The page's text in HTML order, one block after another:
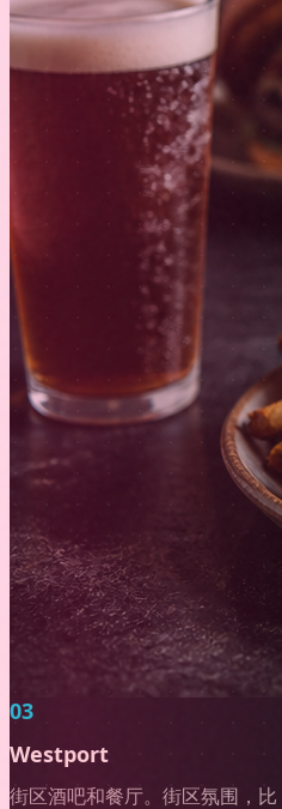
03
Westport
街区酒吧和餐厅。街区氛围，